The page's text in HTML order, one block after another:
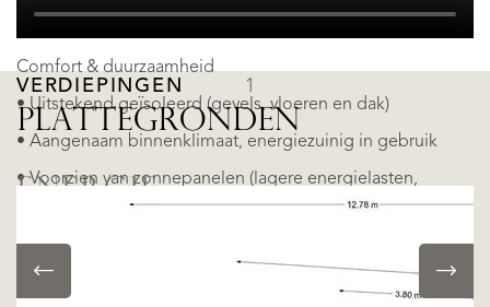
Comfort & duurzaamheid
• Uitstekend geïsoleerd (gevels, vloeren en dak)
• Aangenaam binnenklimaat, energiezuinig in gebruik
• Voorzien van zonnepanelen (lagere energielasten,
• Vloerverwarming en koeling
• Geavanceerd domoticasysteem
VERDIEPINGEN 1
ENERGIE
A
PLATTEGRONDEN